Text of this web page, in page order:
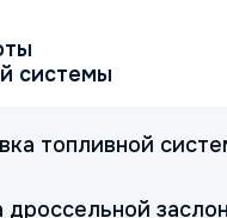
системы
топливной
дроссельной